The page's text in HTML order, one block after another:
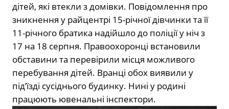
дітей, які втекли з домівки. Повідомлення про
зникнення у райцентрі 15-річної дівчинки та її
11-річного братика надійшло до поліції у ніч з
17 на 18 серпня. Правоохоронці встановили
обставини та перевірили місця можливого
перебування дітей. Вранці обох виявили у
під’їзді сусіднього будинку. Нині у родині
працюють ювенальні інспектори.